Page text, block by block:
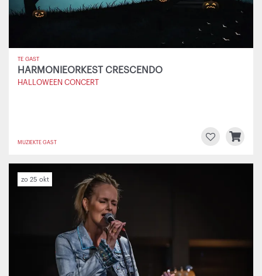
HARMONIEORKEST CRESCENDO
HALLOWEEN CONCERT
TE GAST
MUZIEK TE GAST
zo 25 okt